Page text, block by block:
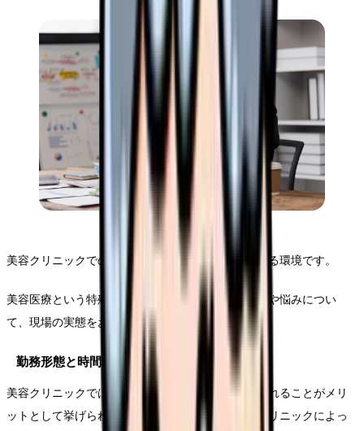
美容クリニックでの勤務は一般病院とは大きく異なる環境です。
美容医療という特殊な分野だからこそ直面する課題や悩みについ
て、現場の実態をお伝えします。
勤務形態と時間的制約
美容クリニックでは一般的に夜勤がなく、定時で帰れることがメリ
ットとして挙げられることが多いですが、実際はクリニックによっ